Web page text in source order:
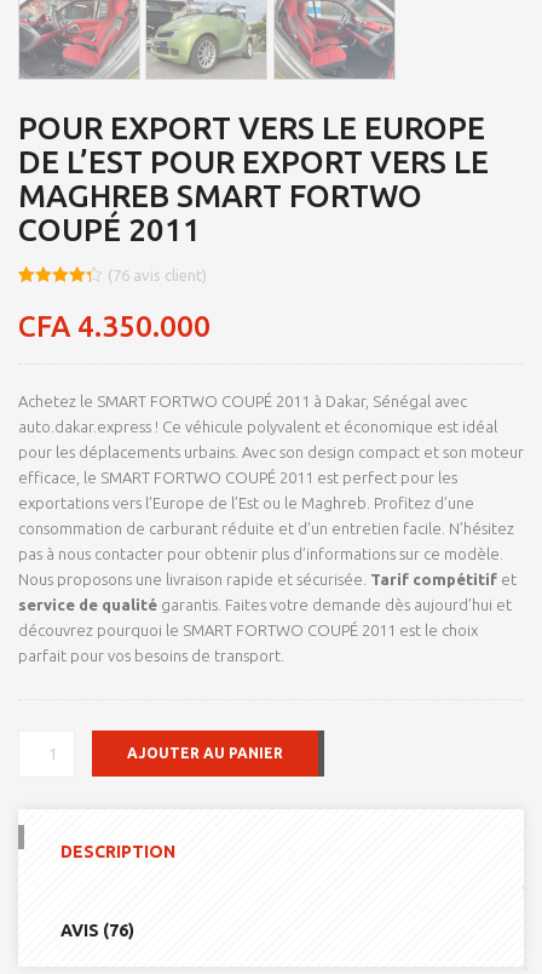
POUR EXPORT VERS LE EUROPE
DE L’EST POUR EXPORT VERS LE
MAGHREB SMART FORTWO
COUPÉ 2011
sur 5
basé
notations
(76 avis client)
CFA 4.350.000
Achetez le SMART FORTWO COUPÉ 2011 à Dakar, Sénégal avec
auto.dakar.express ! Ce véhicule polyvalent et économique est idéal
pour les déplacements urbains. Avec son design compact et son moteur
efficace, le SMART FORTWO COUPÉ 2011 est perfect pour les
exportations vers l’Europe de l’Est ou le Maghreb. Profitez d’une
consommation de carburant réduite et d’un entretien facile. N’hésitez
pas à nous contacter pour obtenir plus d’informations sur ce modèle.
Nous proposons une livraison rapide et sécurisée. Tarif compétitif et
service de qualité garantis. Faites votre demande dès aujourd’hui et
découvrez pourquoi le SMART FORTWO COUPÉ 2011 est le choix
parfait pour vos besoins de transport.
QUANTITÉ
AJOUTER AU PANIER
DESCRIPTION
AVIS (76)